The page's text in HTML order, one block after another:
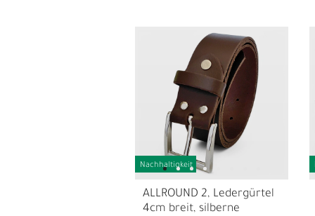
G E
Nachhaltigkeit
ALLROUND 2, Ledergürtel
4cm breit, silberne